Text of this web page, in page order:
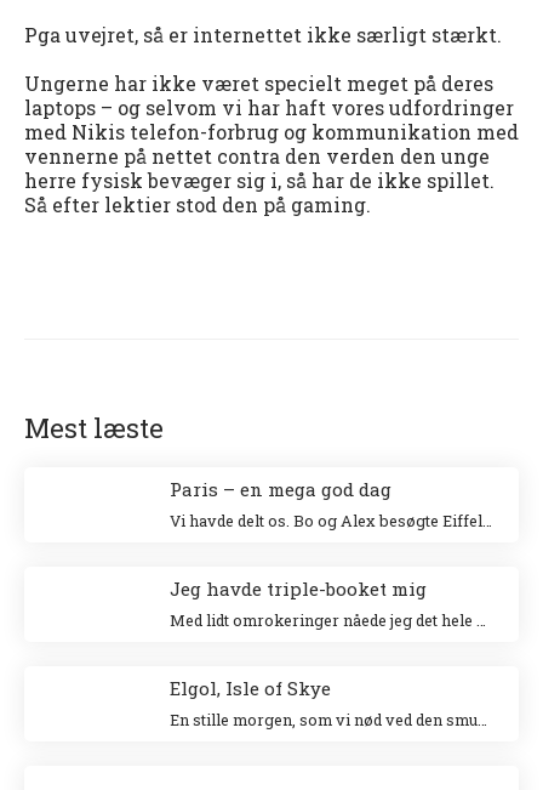
Pga uvejret, så er internettet ikke særligt stærkt.
Ungerne har ikke været specielt meget på deres
laptops – og selvom vi har haft vores udfordringer
med Nikis telefon-forbrug og kommunikation med
vennerne på nettet contra den verden den unge
herre fysisk bevæger sig i, så har de ikke spillet.
Så efter lektier stod den på gaming.
Mest læste
Paris – en mega god dag
Jeg havde triple-booket mig
Elgol, Isle of Skye